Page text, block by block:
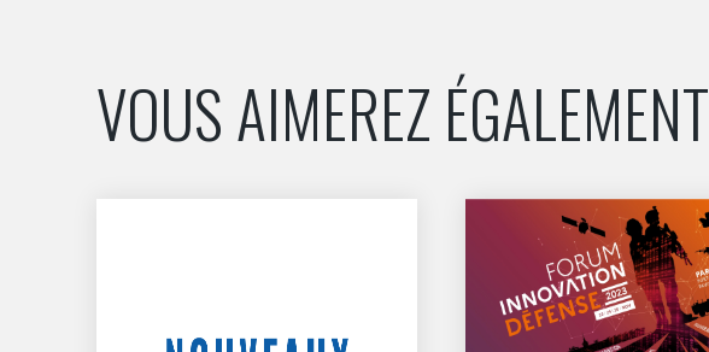
VOUS AIMEREZ ÉGALEMENT